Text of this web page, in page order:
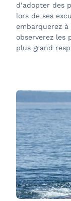
d’adopter des
lors de ses
embarquerez
observerez les
plus grand